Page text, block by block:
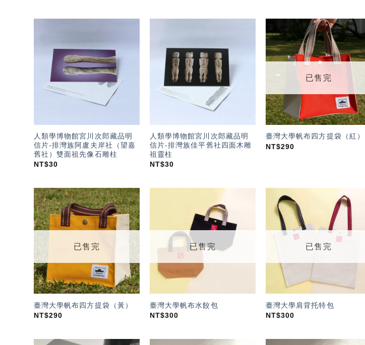
人類學博物館宮川次郎藏品明
信片-排灣族阿盧夫岸社（望嘉
舊社）雙面祖先像石雕柱
NT$30
人類學博物館宮川次郎藏品明
信片-排灣族佳平舊社四面木雕
祖靈柱
NT$30
加入
「願
望輕
已售完
臺灣大學帆布四方提袋（紅）
NT$290
加入
「願
望輕
已售完
臺灣大學帆布四方提袋（黃）
NT$290
「願
望輕
已售完
臺灣大學帆布水餃包
NT$300
加入
望輕
單」
已售完
臺灣大學肩背托特包
NT$300